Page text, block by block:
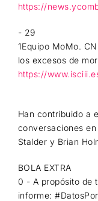
https://
- 29
1Equipo MoMo.
los excesos de
https://
Han contribuido a
conversaciones
Stalder y Brian
BOLA EXTRA
0 - A propósito de
informe: